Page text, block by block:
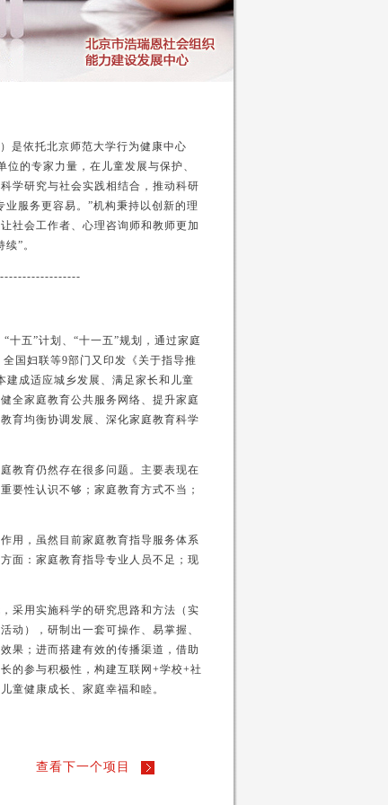
是依托北京师范大学行为健康中心
的专家力量，在儿童发展与保护、
学研究与社会实践相结合，推动科研
服务更容易。”机构秉持以创新的理
社会工作者、心理咨询师和教师更加
”。
十五”计划、“十一五”规划，通过家庭
国妇联等9部门又印发《关于指导推
成适应城乡发展、满足家长和儿童
全家庭教育公共服务网络、提升家庭
育均衡协调发展、深化家庭教育科学
教育仍然存在很多问题。主要表现在
要性认识不够；家庭教育方式不当；
用，虽然目前家庭教育指导服务体系
面：家庭教育指导专业人员不足；现
采用实施科学的研究思路和方法（实
动），研制出一套可操作、易掌握、
果；进而搭建有效的传播渠道，借助
的参与积极性，构建互联网+学校+社
童健康成长、家庭幸福和睦。
查看下一个项目